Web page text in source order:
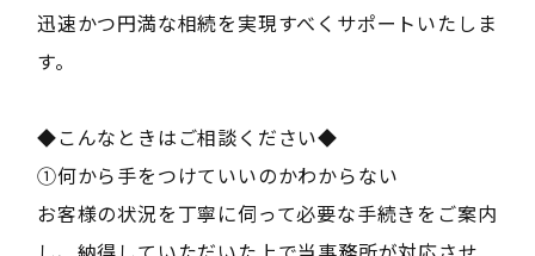
迅速かつ円満な相続を実現すべくサポートいたしま
す。
◆こんなときはご相談ください◆
①何から手をつけていいのかわからない
お客様の状況を丁寧に伺って必要な手続きをご案内